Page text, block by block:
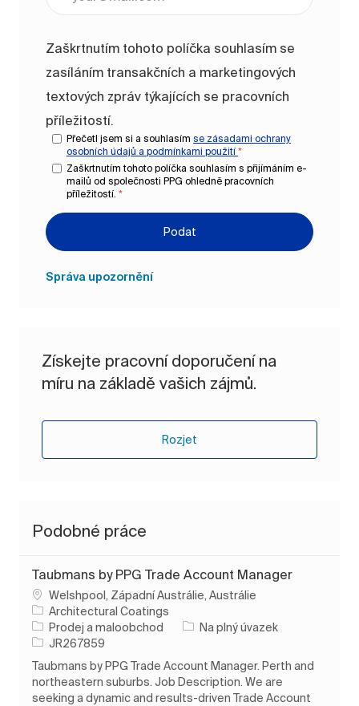
Zaškrtnutím tohoto políčka souhlasím se
zasíláním transakčních a marketingových
textových zpráv týkajících se pracovních
příležitostí.
Přečetl jsem si a souhlasím se zásadami ochrany
osobních údajů a podmínkami použití *
Zaškrtnutím tohoto políčka souhlasím s přijímáním e-
mailů od společnosti PPG ohledně pracovních
příležitostí. *
Podat
Správa upozornění
Získejte pracovní doporučení na
míru na základě vašich zájmů.
Rozjet
Podobné práce
Taubmans by PPG Trade Account Manager
Umístění
Welshpool, Západní Austrálie, Austrálie
Architectural Coatings
Kategorie
Prodej a maloobchod Typ úlohy
Na plný úvazek
ID úlohy
JR267859
Taubmans by PPG Trade Account Manager. Perth and
northeastern suburbs. Job Description. We are
seeking a dynamic and results-driven Trade Account